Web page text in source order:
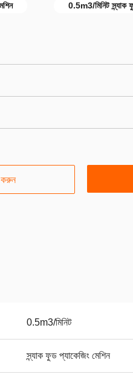
0.5m3/মিনিট স্ন্যাক
করুন
0.5m3/মিনিট
স্ন্যাক ফুড প্যাকেজিং মেশিন